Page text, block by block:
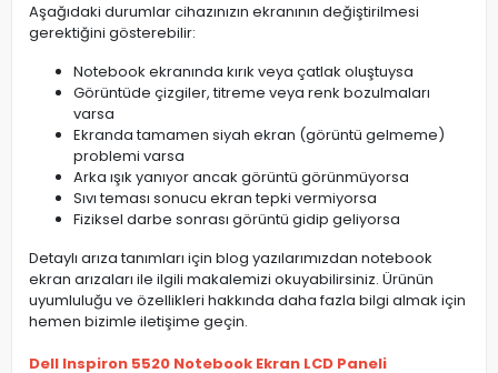
Aşağıdaki durumlar cihazınızın ekranının değiştirilmesi
gerektiğini gösterebilir:
Notebook ekranında kırık veya çatlak oluştuysa
Görüntüde çizgiler, titreme veya renk bozulmaları
varsa
Ekranda tamamen siyah ekran (görüntü gelmeme)
problemi varsa
Arka ışık yanıyor ancak görüntü görünmüyorsa
Sıvı teması sonucu ekran tepki vermiyorsa
Fiziksel darbe sonrası görüntü gidip geliyorsa
Detaylı arıza tanımları için blog yazılarımızdan notebook
ekran arızaları ile ilgili makalemizi okuyabilirsiniz. Ürünün
uyumluluğu ve özellikleri hakkında daha fazla bilgi almak için
hemen bizimle iletişime geçin.
Dell Inspiron 5520 Notebook Ekran LCD Paneli